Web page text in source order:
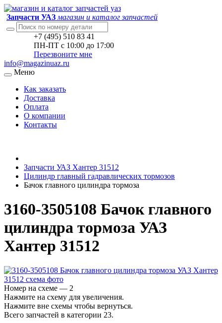
Запчасти УАЗ магазин и каталог запчастей
+7 (495) 510 83 41
ПН-ПТ с 10:00 до 17:00
Перезвоните мне
info@magazinuaz.ru
Меню
Как заказать
Доставка
Оплата
О компании
Контакты
Запчасти УАЗ Хантер 31512
Цилиндр главный гадравлических тормозов
Бачок главного цилиндра тормоза
3160-3505108 Бачок главного
цилиндра тормоза УАЗ
Хантер 31512
Номер на схеме — 2
Нажмите на схему для увеличения.
Нажмите вне схемы чтобы вернуться.
Всего запчастей в категории 23.